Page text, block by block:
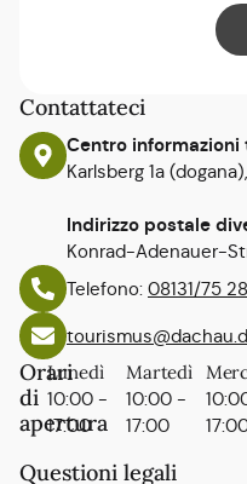
Contattateci
Centro
Karlsberg 1a
Indirizzo postale
Konrad-Adenauer-
Telefono: 08131/75
Orari
di
apertura
Lunedì
10:00 -
17:00
Martedì
10:00 -
17:00
Questioni legali